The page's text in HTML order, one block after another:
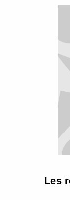
Les